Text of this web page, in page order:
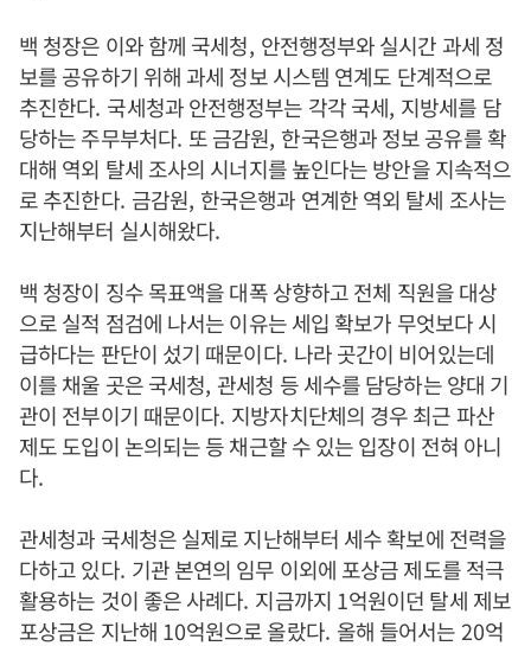
백 청장은 이와 함께 국세청, 안전행정부와 실시간 과세 정
보를 공유하기 위해 과세 정보 시스템 연계도 단계적으로
추진한다. 국세청과 안전행정부는 각각 국세, 지방세를 담
당하는 주무부처다. 또 금감원, 한국은행과 정보 공유를 확
대해 역외 탈세 조사의 시너지를 높인다는 방안을 지속적으
로 추진한다. 금감원, 한국은행과 연계한 역외 탈세 조사는
지난해부터 실시해왔다.
백 청장이 징수 목표액을 대폭 상향하고 전체 직원을 대상
으로 실적 점검에 나서는 이유는 세입 확보가 무엇보다 시
급하다는 판단이 섰기 때문이다. 나라 곳간이 비어있는데
이를 채울 곳은 국세청, 관세청 등 세수를 담당하는 양대 기
관이 전부이기 때문이다. 지방자치단체의 경우 최근 파산
제도 도입이 논의되는 등 채근할 수 있는 입장이 전혀 아니
다.
관세청과 국세청은 실제로 지난해부터 세수 확보에 전력을
다하고 있다. 기관 본연의 임무 이외에 포상금 제도를 적극
활용하는 것이 좋은 사례다. 지금까지 1억원이던 탈세 제보
포상금은 지난해 10억원으로 올랐다. 올해 들어서는 20억